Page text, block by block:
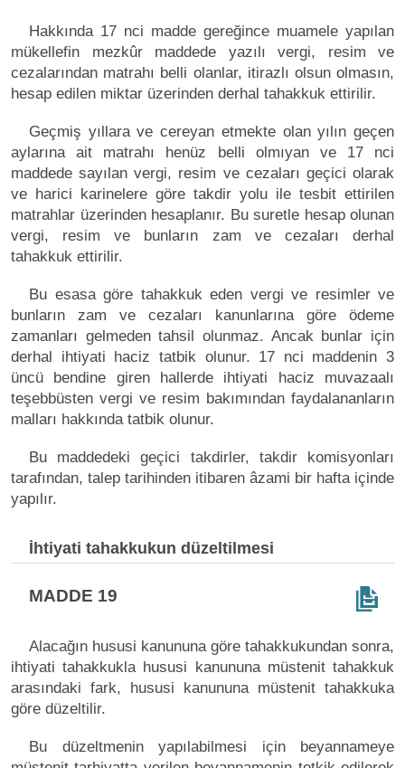
Hakkında 17 nci madde gereğince muamele yapılan
mükellefin mezkûr maddede yazılı vergi, resim ve
cezalarından matrahı belli olanlar, itirazlı olsun olmasın,
hesap edilen miktar üzerinden derhal tahakkuk ettirilir.
Geçmiş yıllara ve cereyan etmekte olan yılın geçen
aylarına ait matrahı henüz belli olmıyan ve 17 nci
maddede sayılan vergi, resim ve cezaları geçici olarak
ve harici karinelere göre takdir yolu ile tesbit ettirilen
matrahlar üzerinden hesaplanır. Bu suretle hesap olunan
vergi, resim ve bunların zam ve cezaları derhal
tahakkuk ettirilir.
Bu esasa göre tahakkuk eden vergi ve resimler ve
bunların zam ve cezaları kanunlarına göre ödeme
zamanları gelmeden tahsil olunmaz. Ancak bunlar için
derhal ihtiyati haciz tatbik olunur. 17 nci maddenin 3
üncü bendine giren hallerde ihtiyati haciz muvazaalı
teşebbüsten vergi ve resim bakımından faydalananların
malları hakkında tatbik olunur.
Bu maddedeki geçici takdirler, takdir komisyonları
tarafından, talep tarihinden itibaren âzami bir hafta içinde
yapılır.
İhtiyati tahakkukun düzeltilmesi
MADDE 19
Alacağın hususi kanununa göre tahakkukundan sonra,
ihtiyati tahakkukla hususi kanununa müstenit tahakkuk
arasındaki fark, hususi kanununa müstenit tahakkuka
göre düzeltilir.
Bu düzeltmenin yapılabilmesi için beyannameye